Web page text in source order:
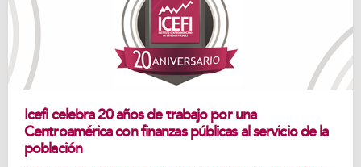
Icefi celebra 20 años de trabajo por una
Centroamérica con finanzas públicas al servicio de la
población